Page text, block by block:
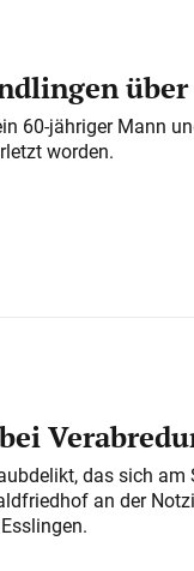
60-jähriger Mann
worden.
das sich
an der